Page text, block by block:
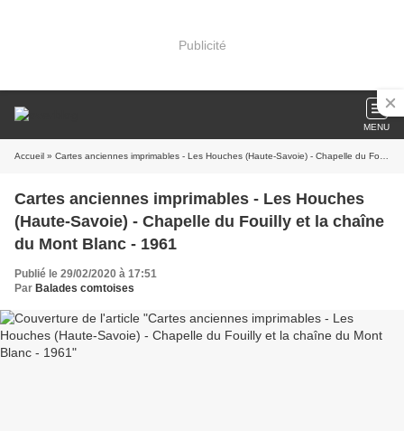
Publicité
MENU
Accueil » Cartes anciennes imprimables - Les Houches (Haute-Savoie) - Chapelle du Fouilly et la chaîne du Mont Blanc - 1961
Cartes anciennes imprimables - Les Houches
(Haute-Savoie) - Chapelle du Fouilly et la chaîne
du Mont Blanc - 1961
Publié le 29/02/2020 à 17:51
Par Balades comtoises